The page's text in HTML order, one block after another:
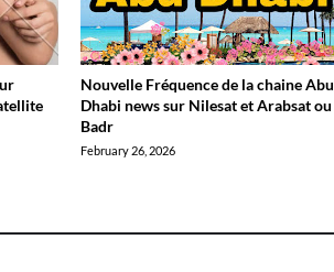
Nouvelle Fréquence de la chaine Abu
Dhabi news sur Nilesat et Arabsat ou
Badr
February 26, 2026